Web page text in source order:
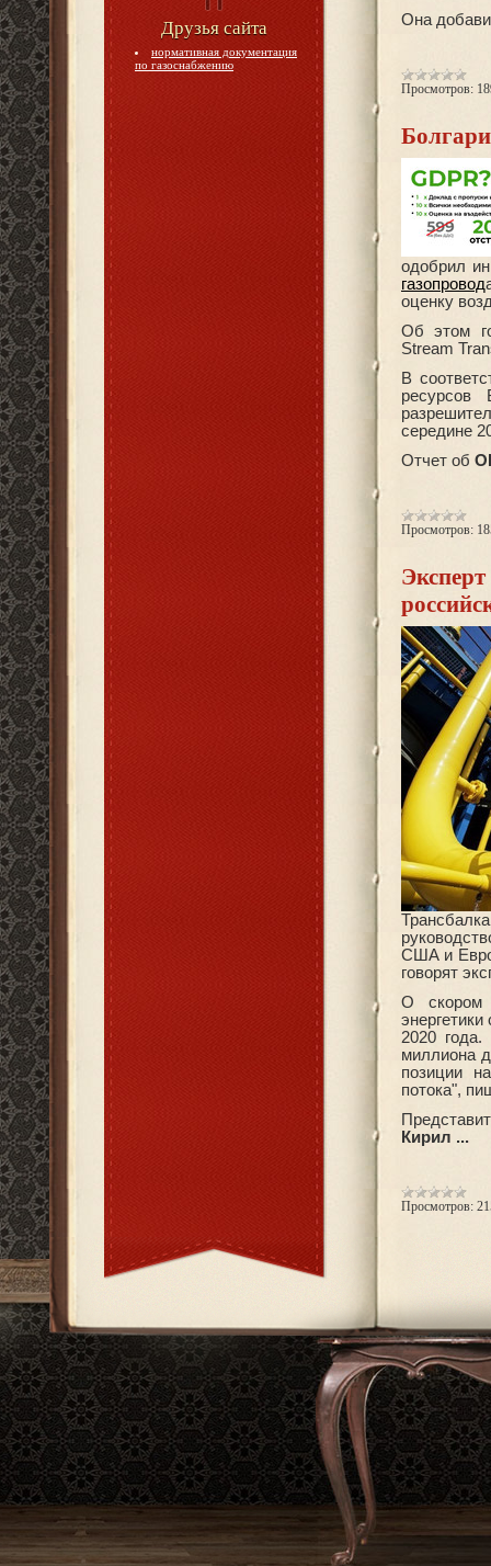
Друзья сайта
нормативная документация
по газоснабжению
Она
Просмотров:
одобрил
газопровод
оценку
Об этом
Stream
В
ресурсов
середине
Отчет об
Просмотров:
Эксперт
США и
говорят
О скором
2020
миллиона
позиции
потока",
Кирил ...
Просмотров: